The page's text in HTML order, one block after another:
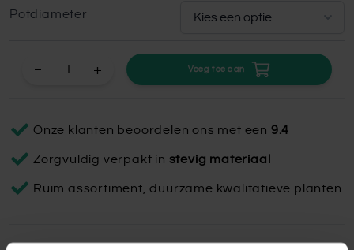
Potdiameter
+ Voeg toe aan
Onze klanten beoordelen ons met een 9.4
Zorgvuldig verpakt in stevig materiaal
Ruim assortiment, duurzame kwalitatieve planten